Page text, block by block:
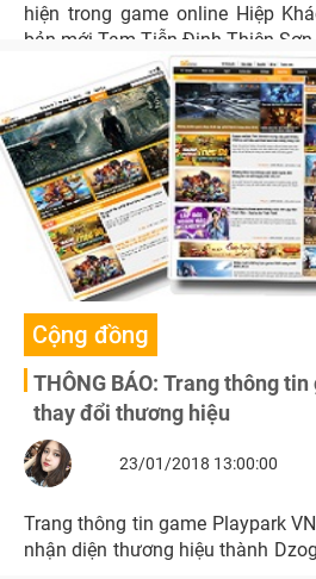
hiện trong game online Hiệp
bản mới Tam Tiễn Định Thiên Sơn.
Cộng đồng
THÔNG BÁO: Trang thông
thay đổi thương hiệu
23/01/2018 13:00:00
Trang thông tin game Playpark
nhận diện thương hiệu thành